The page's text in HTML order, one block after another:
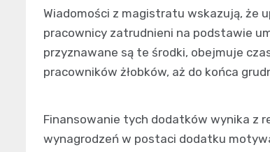
Wiadomości z magistratu wskazują, że
pracownicy zatrudnieni na podstawie
przyznawane są te środki, obejmuje
pracowników żłobków, aż do końca
Finansowanie tych dodatków wynika z
wynagrodzeń w postaci dodatku